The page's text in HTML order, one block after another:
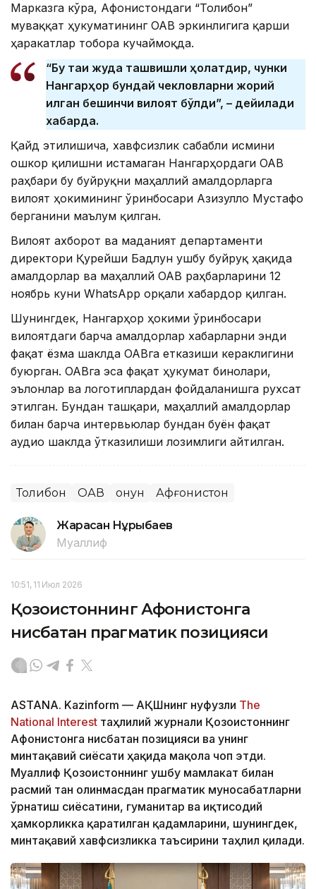
Марказга кўра, Афғонистондаги “Толибон”
муваққат ҳукуматининг ОАВ эркинлигига қарши
ҳаракатлар тобора кучаймоқда.
“Бу тақиқ жуда ташвишли ҳолатдир, чунки
Нангарҳор бундай чекловларни жорий
қилган бешинчи вилоят бўлди”, – дейилади
хабарда.
Қайд этилишича, хавфсизлик сабабли исмини
ошкор қилишни истамаган Нангарҳордаги ОАВ
раҳбари бу буйруқни маҳаллий амалдорларга
вилоят ҳокимининг ўринбосари Азизулло Мустафо
берганини маълум қилган.
Вилоят ахборот ва маданият департаменти
директори Қурейши Бадлун ушбу буйруқ ҳақида
амалдорлар ва маҳаллий ОАВ раҳбарларини 12
ноябрь куни WhatsApp орқали хабардор қилган.
Шунингдек, Нангарҳор ҳокими ўринбосари
вилоятдаги барча амалдорлар хабарларни энди
фақат ёзма шаклда ОАВга етказиши кераклигини
буюрган. ОАВга эса фақат ҳукумат бинолари,
эълонлар ва логотиплардан фойдаланишга рухсат
этилган. Бундан ташқари, маҳаллий амалдорлар
билан барча интервьюлар бундан буён фақат
аудио шаклда ўтказилиши лозимлиги айтилган.
Толибон ОАВ Қонун Афғонистон
Жарасқан Нұрыбаев
Муаллиф
10:51, 11 Июл 2026
Қозоғистоннинг Афғонистонга
нисбатан прагматик позицияси
ASTANA. Kazinform — АҚШнинг нуфузли The
National Interest таҳлилий журнали Қозоғистоннинг
Афғонистонга нисбатан позицияси ва унинг
минтақавий сиёсати ҳақида мақола чоп этди.
Муаллиф Қозоғистоннинг ушбу мамлакат билан
расмий тан олинмасдан прагматик муносабатларни
ўрнатиш сиёсатини, гуманитар ва иқтисодий
ҳамкорликка қаратилган қадамларини, шунингдек,
минтақавий хавфсизликка таъсирини таҳлил қилади.